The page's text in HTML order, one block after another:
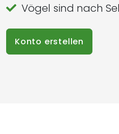
Vögel sind nach
Konto erstellen